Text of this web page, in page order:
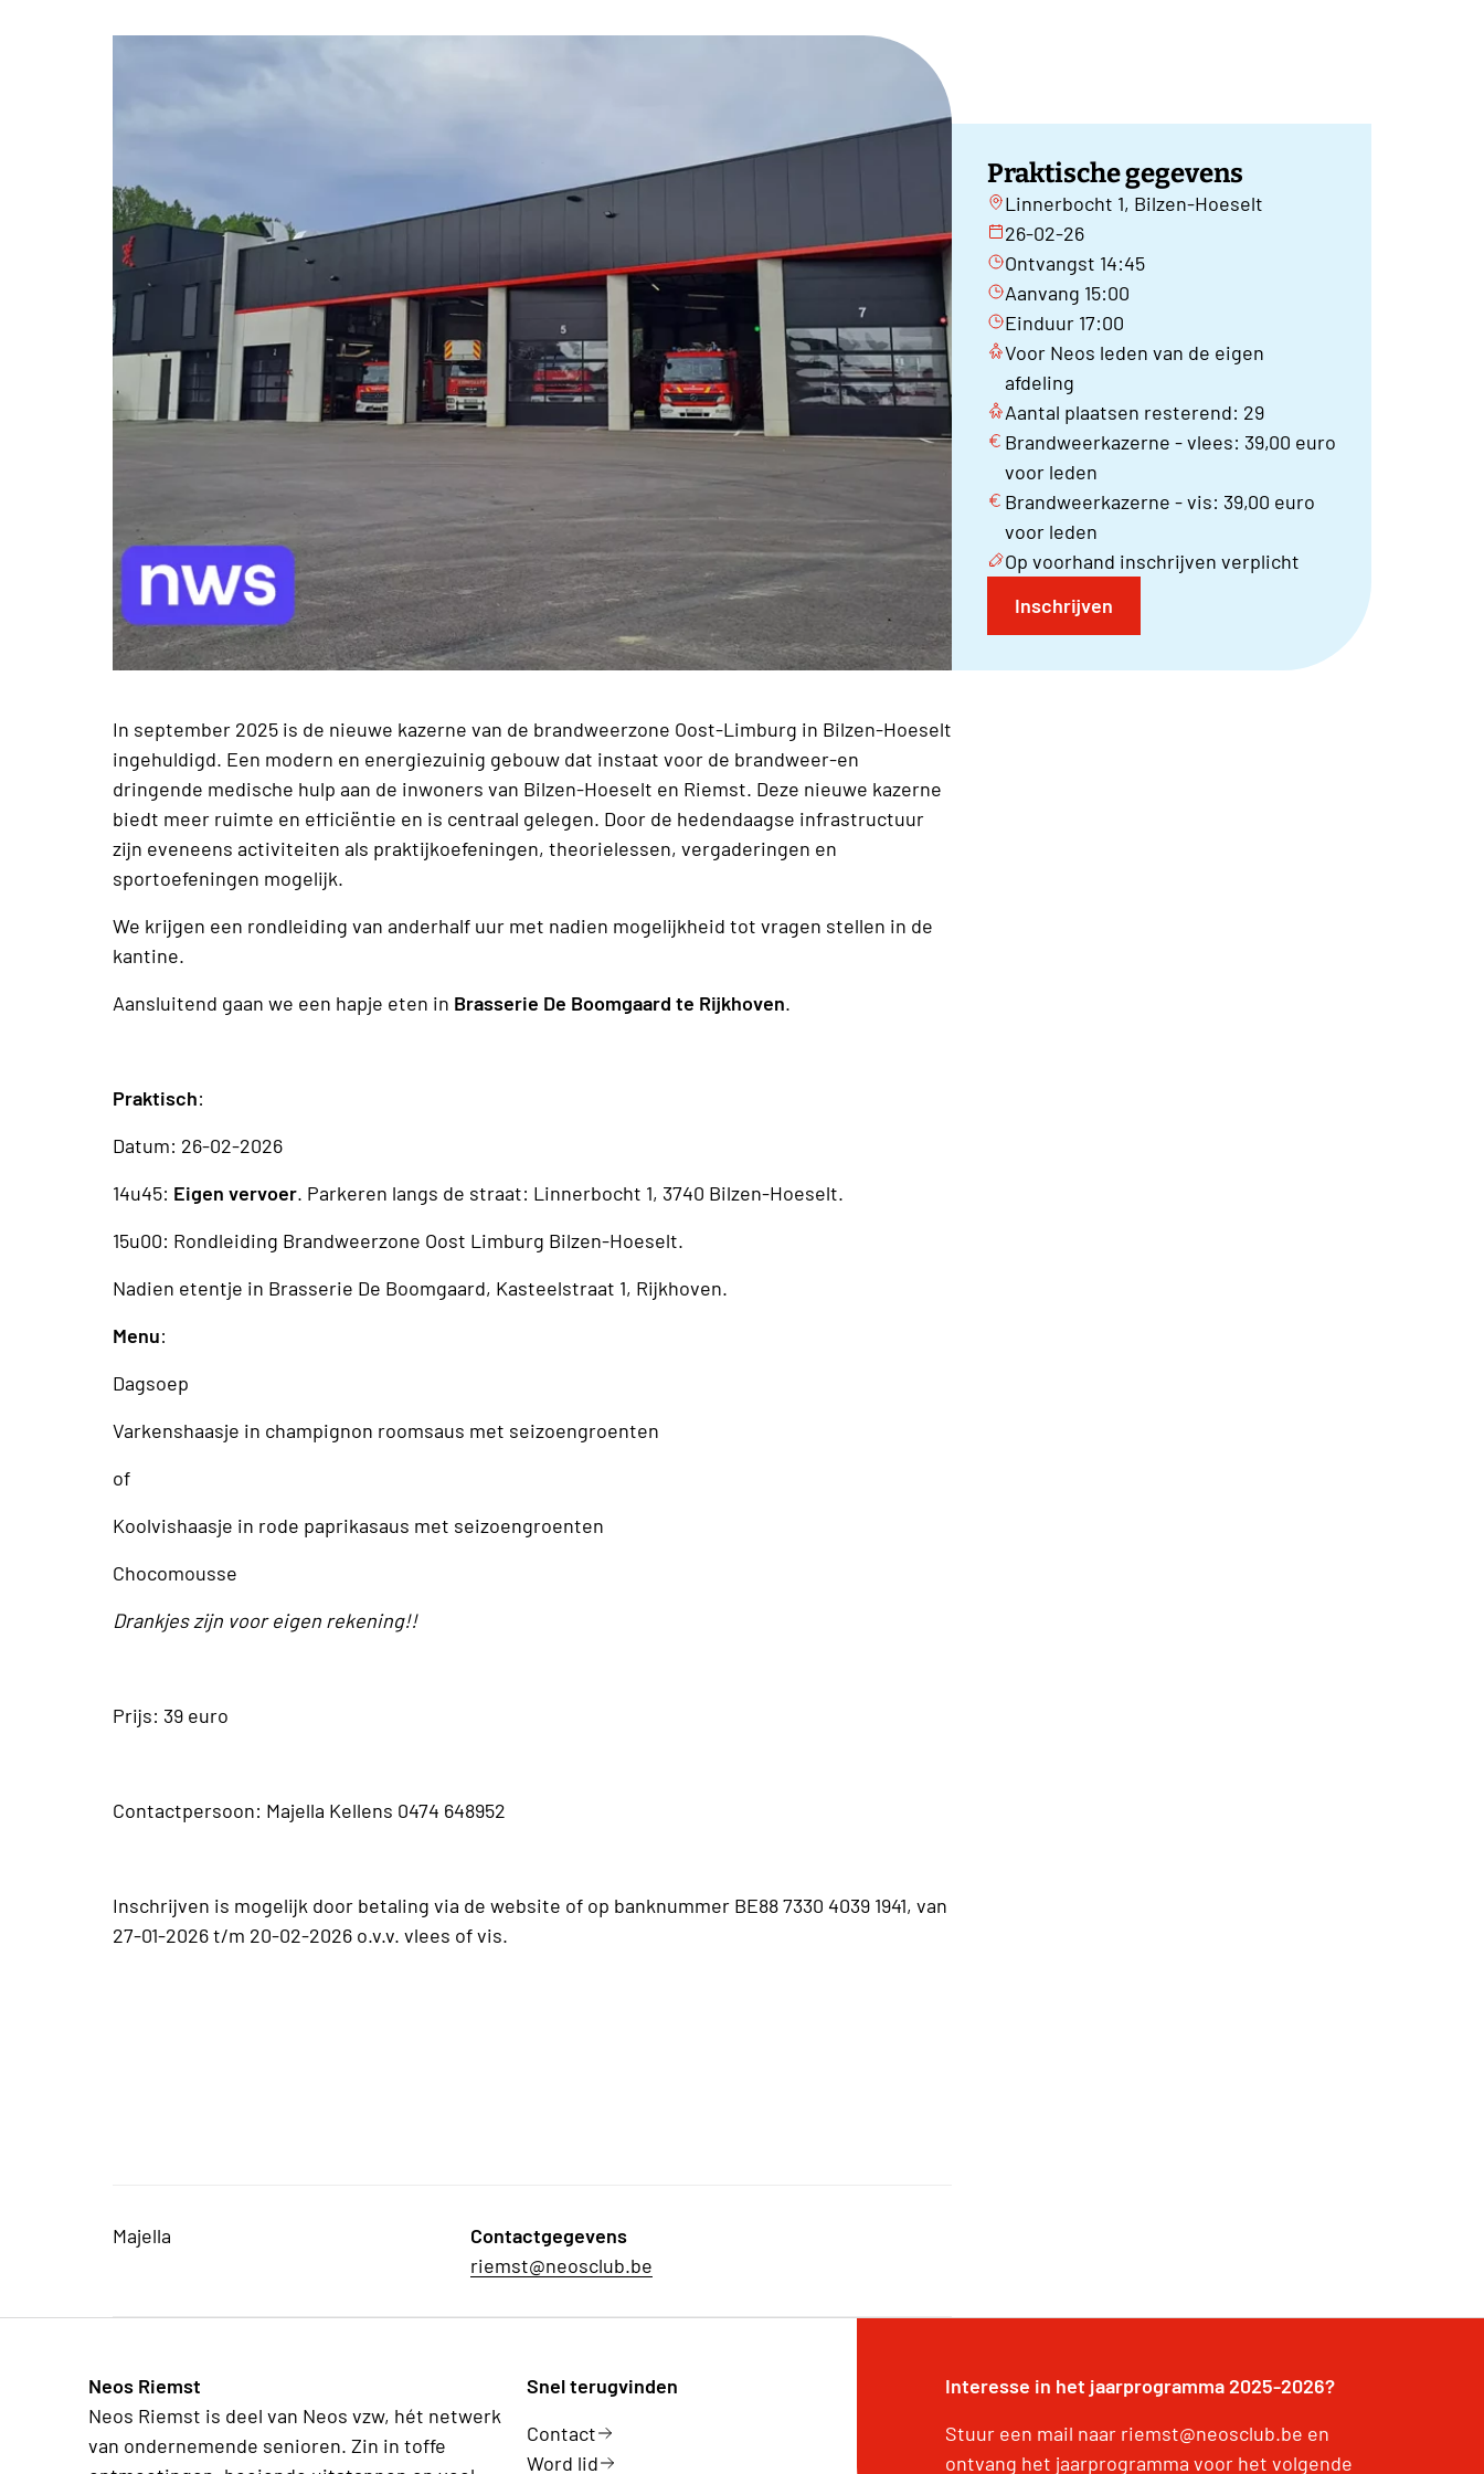
Praktische gegevens
Linnerbocht 1, Bilzen-Hoeselt
26-02-26
Ontvangst 14:45
Aanvang 15:00
Einduur 17:00
Voor Neos leden van de eigen
afdeling
Aantal plaatsen resterend: 29
Brandweerkazerne - vlees: 39,00 euro
voor leden
Brandweerkazerne - vis: 39,00 euro
voor leden
Op voorhand inschrijven verplicht
Inschrijven
In september 2025 is de nieuwe kazerne van de brandweerzone Oost-Limburg in Bilzen-Hoeselt
ingehuldigd. Een modern en energiezuinig gebouw dat instaat voor de brandweer-en
dringende medische hulp aan de inwoners van Bilzen-Hoeselt en Riemst. Deze nieuwe kazerne
biedt meer ruimte en efficiëntie en is centraal gelegen. Door de hedendaagse infrastructuur
zijn eveneens activiteiten als praktijkoefeningen, theorielessen, vergaderingen en
sportoefeningen mogelijk.
We krijgen een rondleiding van anderhalf uur met nadien mogelijkheid tot vragen stellen in de
kantine.
Aansluitend gaan we een hapje eten in Brasserie De Boomgaard te Rijkhoven.
Praktisch:
Datum: 26-02-2026
14u45: Eigen vervoer. Parkeren langs de straat: Linnerbocht 1, 3740 Bilzen-Hoeselt.
15u00: Rondleiding Brandweerzone Oost Limburg Bilzen-Hoeselt.
Nadien etentje in Brasserie De Boomgaard, Kasteelstraat 1, Rijkhoven.
Menu:
Dagsoep
Varkenshaasje in champignon roomsaus met seizoengroenten
of
Koolvishaasje in rode paprikasaus met seizoengroenten
Chocomousse
Drankjes zijn voor eigen rekening!!
Prijs: 39 euro
Contactpersoon: Majella Kellens 0474 648952
Inschrijven is mogelijk door betaling via de website of op banknummer BE88 7330 4039 1941, van
27-01-2026 t/m 20-02-2026 o.v.v. vlees of vis.
Majella
Contactgegevens
riemst@neosclub.be
Neos Riemst
Neos Riemst is deel van Neos vzw, hét netwerk
van ondernemende senioren. Zin in toffe
Snel terugvinden
Contact
Word lid
Interesse in het jaarprogramma 2025-2026?
Stuur een mail naar riemst@neosclub.be en
ontvang het jaarprogramma voor het volgende